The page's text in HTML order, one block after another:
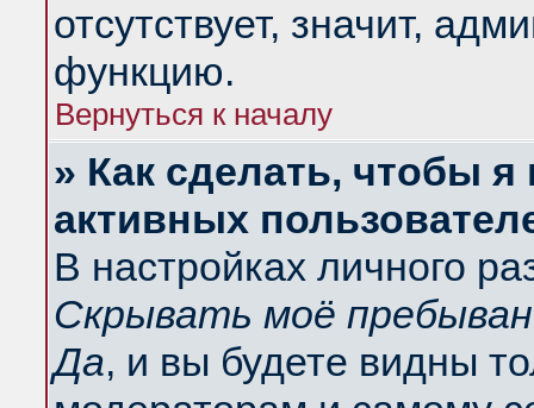
отсутствует, значит,
функцию.
Вернуться к началу
» Как сделать, чтобы
активных
В настройках личного
Скрывать моё
Да, и вы будете видны